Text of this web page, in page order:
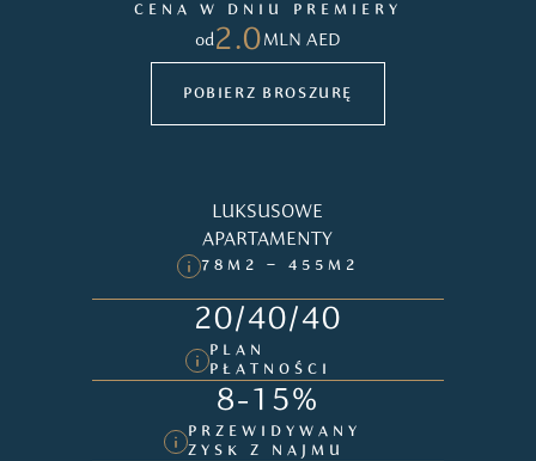
CENA W DNIU PREMIERY
od2.0MLN AED
POBIERZ BROSZURĘ
LUKSUSOWE
APARTAMENTY
78M2 – 455M2
20/40/40
PLAN
PŁATNOŚCI
8-15%
PRZEWIDYWANY
ZYSK Z NAJMU